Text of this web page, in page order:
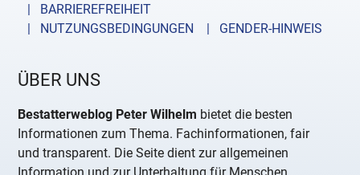
| BARRIEREFREIHEIT
| NUTZUNGSBEDINGUNGEN
| GENDER-HINWEIS
ÜBER UNS
Bestatterweblog Peter Wilhelm bietet die besten
Informationen zum Thema. Fachinformationen, fair
und transparent. Die Seite dient zur allgemeinen